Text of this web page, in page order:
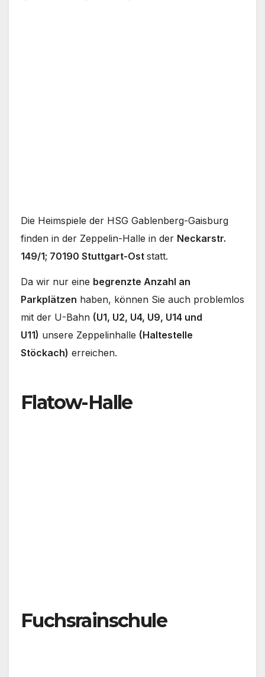
Die Heimspiele der HSG Gablenberg-Gaisburg
finden in der Zeppelin-Halle in der Neckarstr.
149/1; 70190 Stuttgart-Ost statt.
Da wir nur eine begrenzte Anzahl an
Parkplätzen haben, können Sie auch problemlos
mit der U-Bahn (U1, U2, U4, U9, U14 und
U11) unsere Zeppelinhalle (Haltestelle
Stöckach) erreichen.
Flatow-Halle
Fuchsrainschule